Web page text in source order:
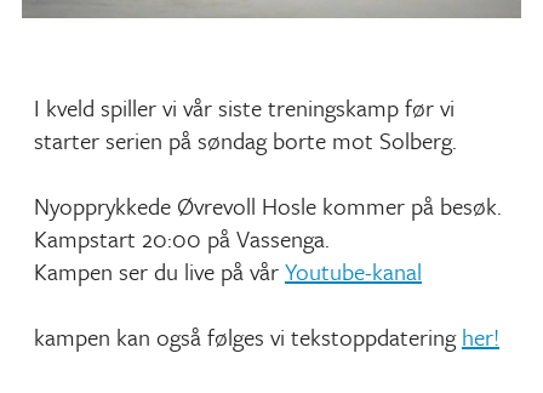
I kveld spiller vi vår siste treningskamp før vi
starter serien på søndag borte mot Solberg.
Nyopprykkede Øvrevoll Hosle kommer på besøk.
Kampstart 20:00 på Vassenga.
Kampen ser du live på vårYoutube-kanal
kampen kan også følges vi tekstoppdateringher!